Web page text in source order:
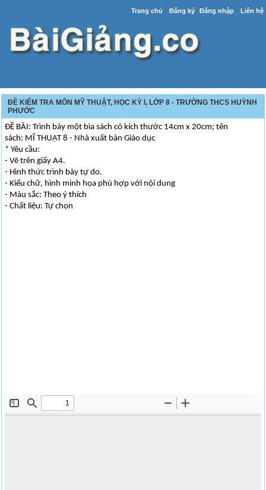
Trang chủ Đăng ký Đăng nhập Liên hệ
ĐỀ KIỂM TRA MÔN MỸ THUẬT, HỌC KỲ I, LỚP 8 - TRƯỜNG THCS HUỲNH
PHƯỚC
ĐỀ BÀI: Trình bày một bìa sách có kích thước 14cm x 20cm; tên
sách: MĨ THUẬT 8 - Nhà xuất bản Giáo dục
* Yêu cầu:
- Vẽ trên giấy A4.
- Hình thức trình bày tự do.
- Kiểu chữ, hình minh họa phù hợp với nội dung
- Màu sắc: Theo ý thích
- Chất liệu: Tự chọn